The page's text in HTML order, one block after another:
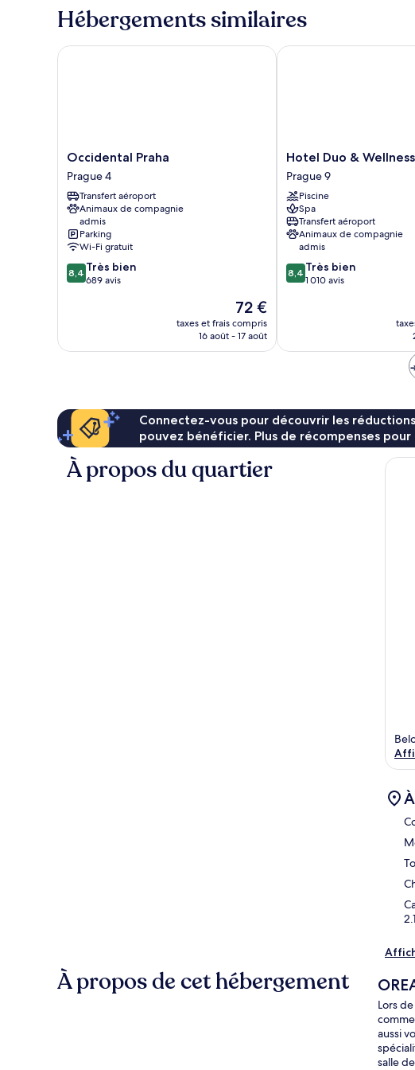
jumeaux,
accès
piscine
type
de
Chambre
accès
piscine
accès
Hébergements similaires
Occidental
Praha
Prague
4
Occidental Praha
Prague 4
Transfert aéroport
Animaux de compagnie
admis
Parking
Wi-Fi gratuit
8.4
sur
8,4 Très bien
689 avis
Le
nouveau
prix
72 €
taxes et frais compris
16 août - 17 août
Occidental Praha
Hotel
Duo
&
Wellness
Prague
9
Hotel Duo & Wellness
Prague 9
Piscine
Spa
Transfert aéroport
Animaux de compagnie
admis
8.4
sur
8,4 Très bien
1 010 avis
Hotel Duo & Wellness
Connectez-vous pour découvrir les
pouvez bénéficier. Plus de récompenses pour
À propos du quartier
À propos de cet hébergement
Lors
aussi
salle